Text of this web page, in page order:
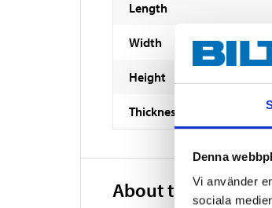
Denna
Vi använder
sociala
Length
Width
Height
Thickness
About the